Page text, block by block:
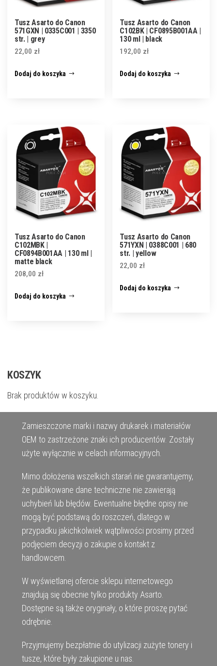
Tusz Asarto do Canon
571GXN | 0335C001 | 3350
str. | grey
22,00 zł
Dodaj do koszyka
Tusz Asarto do Canon
C102BK | CF0895B001AA |
130 ml | black
192,00 zł
Dodaj do koszyka
Tusz Asarto do Canon
C102MBK |
CF0894B001AA | 130 ml |
matte black
208,00 zł
Dodaj do koszyka
Tusz Asarto do Canon
571YXN | 0388C001 | 680
str. | yellow
22,00 zł
Dodaj do koszyka
KOSZYK
Brak produktów w koszyku.
Zamieszczone marki i nazwy drukarek i materiałów
OEM to zastrzeżone znaki ich producentów. Zostały
użyte wyłącznie w celach informacyjnych.
Mimo dołożenia wszelkich starań nie gwarantujemy,
że publikowane dane techniczne nie zawierają
uchybień lub błędów. Ewentualne błędne opisy nie
mogą być podstawą do roszczeń, dlatego w
przypadku jakichkolwiek wątpliwości prosimy przed
podjęciem decyzji o zakupie o kontakt z
handlowcem.
W wyświetlanej ofercie sklepu internetowego
znajdują się obecnie tylko produkty Asarto.
Dostępne są także oryginały, o które proszę pytać
odrębnie.
Przyjmujemy bezpłatnie do utylizacji zużyte tonery i
tusze, które były zakupione u nas.